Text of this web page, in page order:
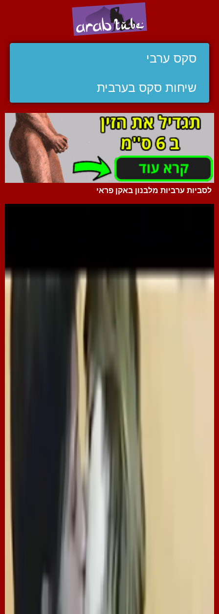
סקס ערבי
שיחות סקס בערבית
לסביות ערביות מלבנון באקן פראי